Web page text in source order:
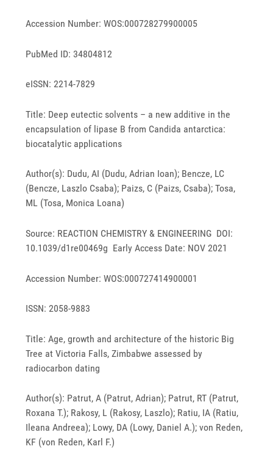
Accession Number: WOS:000728279900005
PubMed ID: 34804812
eISSN: 2214-7829
Title: Deep eutectic solvents – a new additive in the
encapsulation of lipase B from Candida antarctica:
biocatalytic applications
Author(s): Dudu, AI (Dudu, Adrian Ioan); Bencze, LC
(Bencze, Laszlo Csaba); Paizs, C (Paizs, Csaba); Tosa,
ML (Tosa, Monica Loana)
Source: REACTION CHEMISTRY & ENGINEERING DOI:
10.1039/d1re00469g Early Access Date: NOV 2021
Accession Number: WOS:000727414900001
ISSN: 2058-9883
Title: Age, growth and architecture of the historic Big
Tree at Victoria Falls, Zimbabwe assessed by
radiocarbon dating
Author(s): Patrut, A (Patrut, Adrian); Patrut, RT (Patrut,
Roxana T.); Rakosy, L (Rakosy, Laszlo); Ratiu, IA (Ratiu,
Ileana Andreea); Lowy, DA (Lowy, Daniel A.); von Reden,
KF (von Reden, Karl F.)